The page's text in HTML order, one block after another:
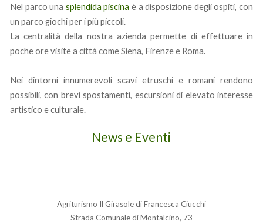
Nel parco una splendida piscina è a disposizione degli ospiti, con
un parco giochi per i più piccoli.
La centralità della nostra azienda permette di effettuare in
poche ore visite a città come Siena, Firenze e Roma.
Nei dintorni innumerevoli scavi etruschi e romani rendono
possibili, con brevi spostamenti, escursioni di elevato interesse
artistico e culturale.
News e Eventi
Agriturismo Il Girasole di Francesca Ciucchi
Strada Comunale di Montalcino, 73